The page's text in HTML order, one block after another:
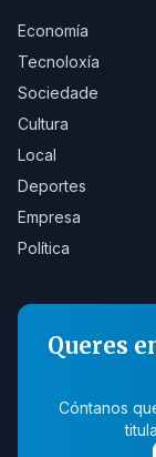
Economía
Tecnoloxía
Sociedade
Cultura
Local
Deportes
Empresa
Política
Queres
Cóntanos